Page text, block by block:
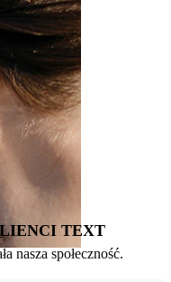
TEXT
nasza społeczność.